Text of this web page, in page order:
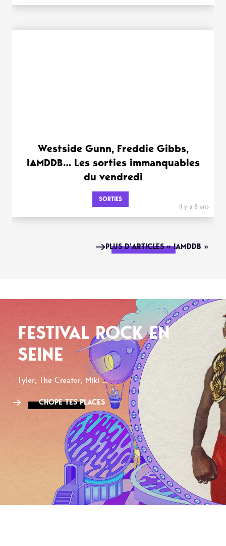
Westside Gunn, Freddie Gibbs,
IAMDDB… Les sorties immanquables
du vendredi
SORTIES
il y a 8 ans
PLUS D'ARTICLES « IAMDDB »
FESTIVAL ROCK EN
SEINE
Tyler, The Creator, Miki ...
CHOPE TES PLACES